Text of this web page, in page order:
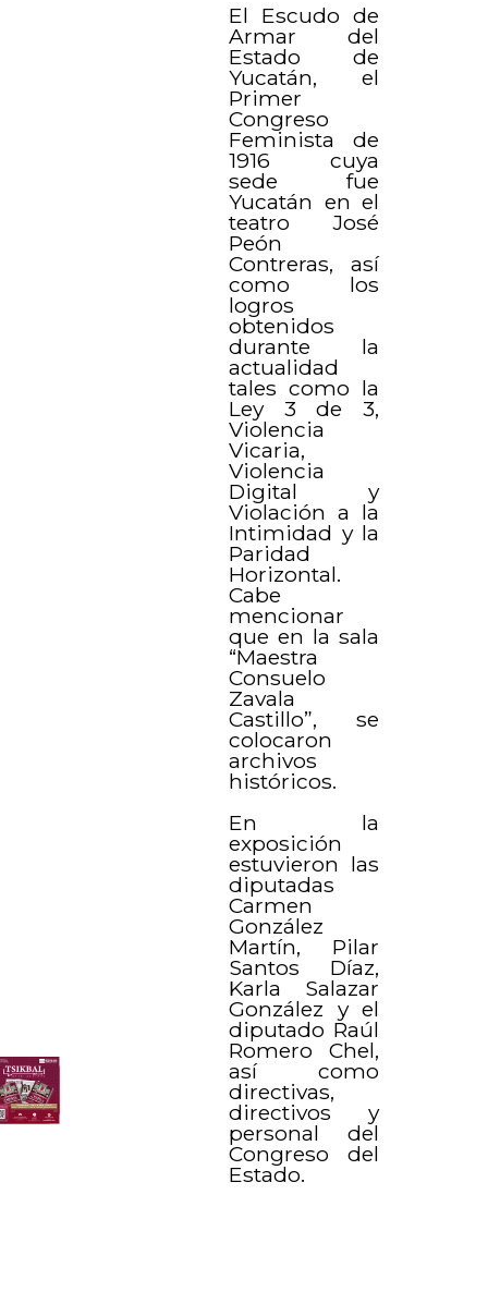
El Escudo de
Armar del
Estado de
Yucatán, el
Primer
Congreso
Feminista de
1916 cuya
sede fue
Yucatán en el
teatro José
Peón
Contreras, así
como los
logros
obtenidos
durante la
actualidad
tales como la
Ley 3 de 3,
Violencia
Vicaria,
Violencia
Digital y
Violación a la
Intimidad y la
Paridad
Horizontal.
Cabe
mencionar
que en la sala
“Maestra
Consuelo
Zavala
Castillo”, se
colocaron
archivos
históricos.
En la
exposición
estuvieron las
diputadas
Carmen
González
Martín, Pilar
Santos Díaz,
Karla Salazar
González y el
diputado Raúl
Romero Chel,
así como
directivas,
directivos y
personal del
Congreso del
Estado.